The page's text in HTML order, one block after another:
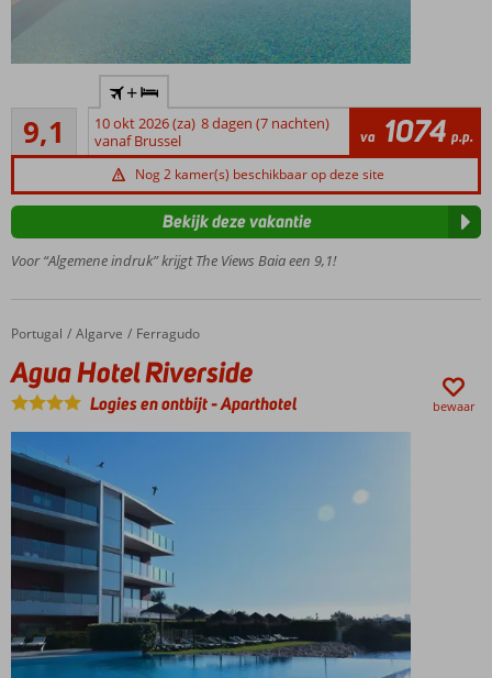
genoemd.
Ook
leuk
het
een
boottocht
te
en
fraaie
rotsachtige
kust
vanaf
het
water
te
bewonderen.
wist
dat
de
heuvel
met
prachtig
Op ca. 2
km van
Funchal
Spa
Center
korting
met Spa
gerenoveerd
in 2021
9,1
Uitstekend
33
beoordelingen
+
10 okt 2026 (za) 8 dagen (7 nachten)
vanaf Brussel
va 1074 p.p.
Nog 2 kamer(s) beschikbaar op deze site
Voor “Algemene indruk” krijgt The Views Baia een 9,1!
Bekijk deze vakantie
Home
Portugal Algarve Ferragudo
Agua Hotel Riverside
Agua Hotel Riverside
Logies en ontbijt-Aparthotel bewaar